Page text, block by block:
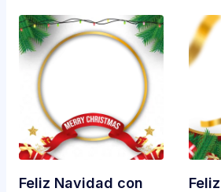
Feliz Navidad con